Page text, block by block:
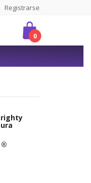
Registrarse
0